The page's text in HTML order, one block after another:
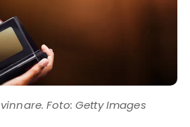
Foto: Getty Images